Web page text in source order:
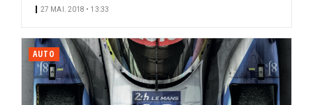
27 MAI. 2018 • 13:33
AUTO